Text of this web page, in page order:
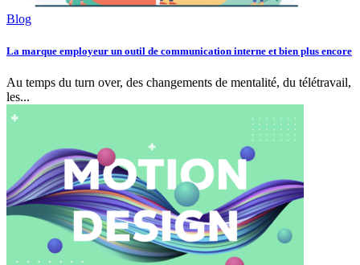
Blog
La marque employeur un outil de communication interne et bien plus encore
Au temps du turn over, des changements de mentalité, du télétravail,
les...